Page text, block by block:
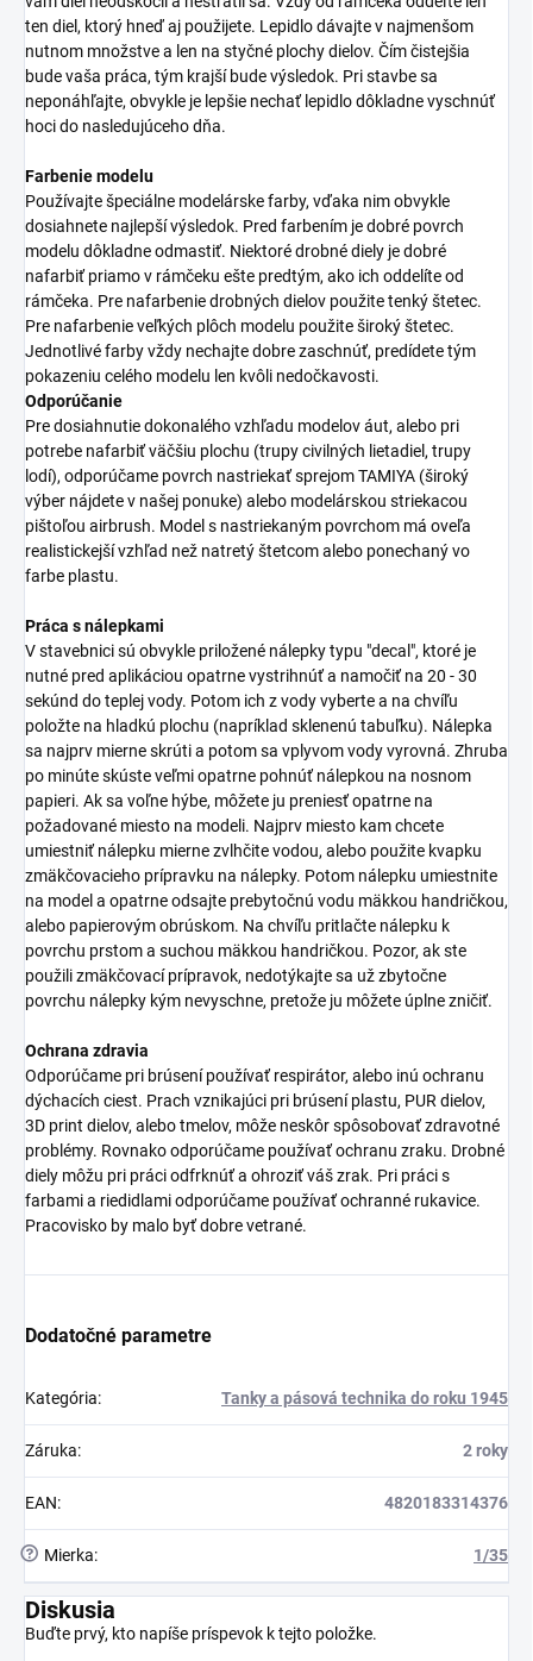
ten diel, ktorý hneď aj použijete. Lepidlo dávajte v najmenšom
nutnom množstve a len na styčné plochy dielov. Čím čistejšia
bude vaša práca, tým krajší bude výsledok. Pri stavbe sa
neponáhľajte, obvykle je lepšie nechať lepidlo dôkladne vyschnúť
hoci do nasledujúceho dňa.
Farbenie modelu
Používajte špeciálne modelárske farby, vďaka nim obvykle
dosiahnete najlepší výsledok. Pred farbením je dobré povrch
modelu dôkladne odmastiť. Niektoré drobné diely je dobré
nafarbiť priamo v rámčeku ešte predtým, ako ich oddelíte od
rámčeka. Pre nafarbenie drobných dielov použite tenký štetec.
Pre nafarbenie veľkých plôch modelu použite široký štetec.
Jednotlivé farby vždy nechajte dobre zaschnúť, predídete tým
pokazeniu celého modelu len kvôli nedočkavosti.
Odporúčanie
Pre dosiahnutie dokonalého vzhľadu modelov áut, alebo pri
potrebe nafarbiť väčšiu plochu (trupy civilných lietadiel, trupy
lodí), odporúčame povrch nastriekať sprejom TAMIYA (široký
výber nájdete v našej ponuke) alebo modelárskou striekacou
pištoľou airbrush. Model s nastriekaným povrchom má oveľa
realistickejší vzhľad než natretý štetcom alebo ponechaný vo
farbe plastu.
Práca s nálepkami
V stavebnici sú obvykle priložené nálepky typu "decal", ktoré je
nutné pred aplikáciou opatrne vystrihnúť a namočiť na 20 - 30
sekúnd do teplej vody. Potom ich z vody vyberte a na chvíľu
položte na hladkú plochu (napríklad sklenenú tabuľku). Nálepka
sa najprv mierne skrúti a potom sa vplyvom vody vyrovná. Zhruba
po minúte skúste veľmi opatrne pohnúť nálepkou na nosnom
papieri. Ak sa voľne hýbe, môžete ju preniesť opatrne na
požadované miesto na modeli. Najprv miesto kam chcete
umiestniť nálepku mierne zvlhčite vodou, alebo použite kvapku
zmäkčovacieho prípravku na nálepky. Potom nálepku umiestnite
na model a opatrne odsajte prebytočnú vodu mäkkou handričkou,
alebo papierovým obrúskom. Na chvíľu pritlačte nálepku k
povrchu prstom a suchou mäkkou handričkou. Pozor, ak ste
použili zmäkčovací prípravok, nedotýkajte sa už zbytočne
povrchu nálepky kým nevyschne, pretože ju môžete úplne zničiť.
Ochrana zdravia
Odporúčame pri brúsení používať respirátor, alebo inú ochranu
dýchacích ciest. Prach vznikajúci pri brúsení plastu, PUR dielov,
3D print dielov, alebo tmelov, môže neskôr spôsobovať zdravotné
problémy. Rovnako odporúčame používať ochranu zraku. Drobné
diely môžu pri práci odfrknúť a ohroziť váš zrak. Pri práci s
farbami a riedidlami odporúčame používať ochranné rukavice.
Pracovisko by malo byť dobre vetrané.
Dodatočné parametre
Kategória: Tanky a pásová technika do roku 1945
Záruka: 2 roky
EAN: 4820183314376
? Mierka: 1/35
Diskusia
Buďte prvý, kto napíše príspevok k tejto položke.